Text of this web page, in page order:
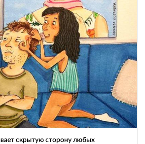
скрытую сторону любых